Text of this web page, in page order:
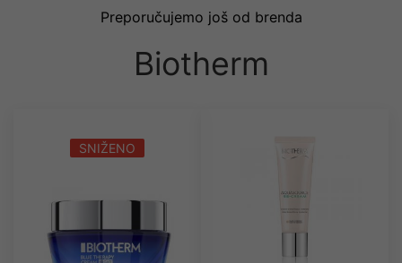
Preporučujemo još od brenda
Biotherm
SNIŽENO